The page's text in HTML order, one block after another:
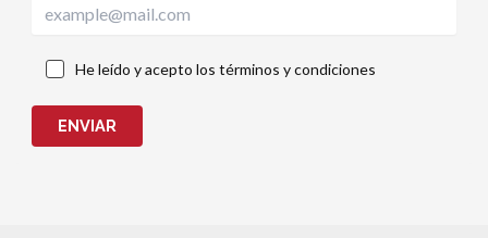
He leído y acepto los términos y condiciones
ENVIAR